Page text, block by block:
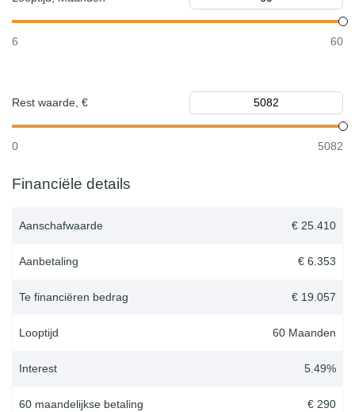
6 60
Rest waarde, €
0 5082
Financiële details
Aanschafwaarde € 25.410
Aanbetaling € 6.353
Te financiëren bedrag € 19.057
Looptijd 60 Maanden
Interest 5.49%
60 maandelijkse betaling € 290